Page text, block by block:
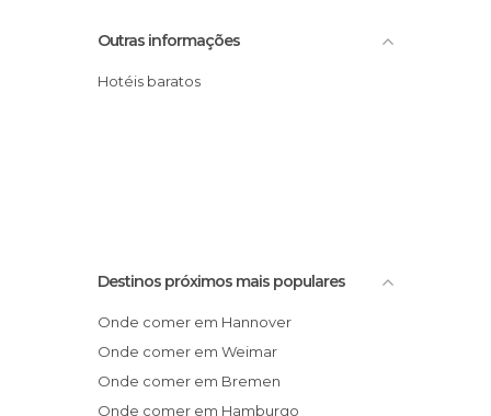
Outras informações
Hotéis baratos
Destinos próximos mais populares
Onde comer em Hannover
Onde comer em Weimar
Onde comer em Bremen
Onde comer em Hamburgo